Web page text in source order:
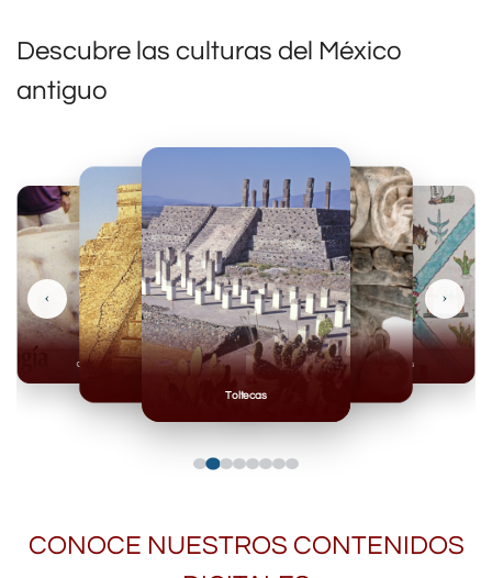
Descubre las culturas del México
antiguo
Toltecas
Mexicas
Olmecas
‹ ›
CONOCE NUESTROS CONTENIDOS